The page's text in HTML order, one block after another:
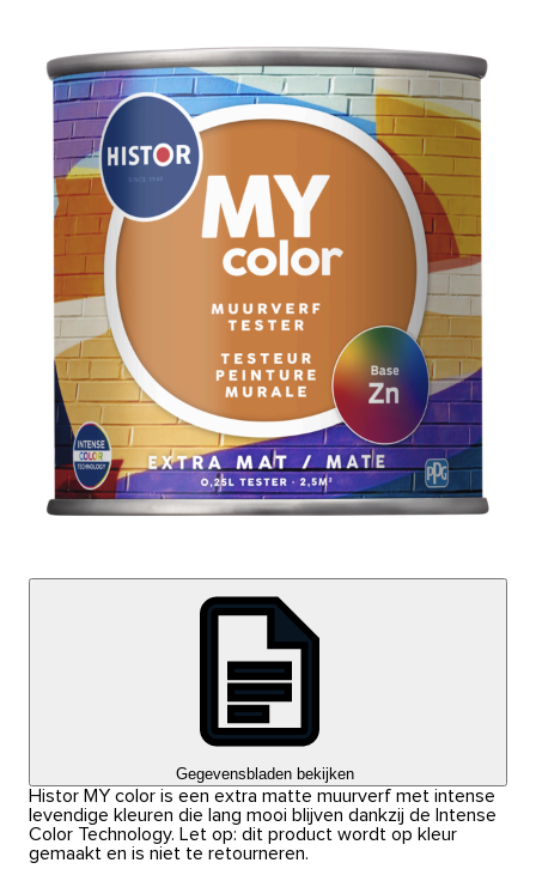
Gegevensbladen bekijken
Histor MY color is een extra matte muurverf met intense
levendige kleuren die lang mooi blijven dankzij de Intense
Color Technology. Let op: dit product wordt op kleur
gemaakt en is niet te retourneren.